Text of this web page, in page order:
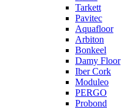
Tarkett
Pavitec
Aquafloor
Arbiton
Bonkeel
Damy Floor
Iber Cork
Moduleo
PERGO
Probond